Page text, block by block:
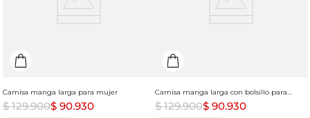
Camisa manga larga para mujer
$ 129.900$ 90.930
Camisa manga larga con bolsillo para mujer
$ 129.900$ 90.930